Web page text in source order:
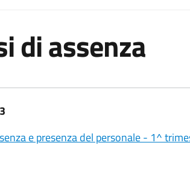
di assenza
e presenza del personale - 1^